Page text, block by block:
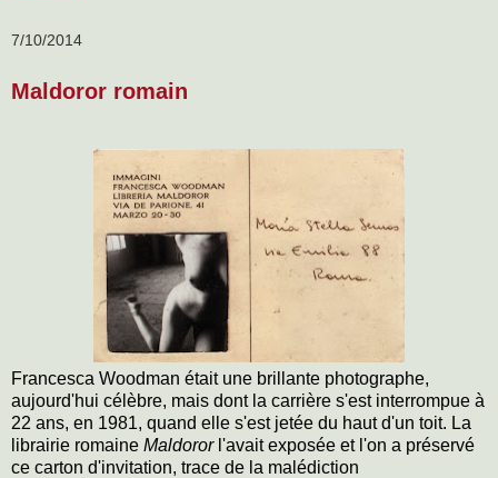
7/10/2014
Maldoror romain
Francesca Woodman était une brillante photographe,
aujourd'hui célèbre, mais dont la carrière s'est interrompue à
22 ans, en 1981, quand elle s'est jetée du haut d'un toit. La
librairie romaine Maldororl'avait exposée et l'on a préservé
ce carton d'invitation, trace de la malédiction